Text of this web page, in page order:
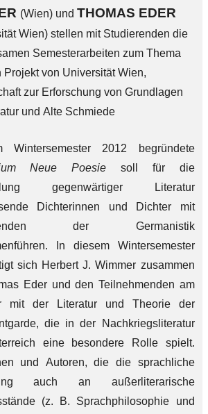
(Wien) und THOMAS EDER
Wien) stellen mit Studierenden die
Semesterarbeiten zum Thema
Projekt von Universität Wien,
zur Erforschung von Grundlagen
und Alte Schmiede
Wintersemester 2012 begründete
Neue Poesiesoll für die
gegenwärtiger Literatur
Dichterinnen und Dichter mit
der Germanistik
In diesem Wintersemester
sich Herbert J. Wimmer zusammen
Eder und den Teilnehmenden am
mit der Literatur und Theorie der
die in der Nachkriegsliteratur
eine besondere Rolle spielt.
und Autoren, die die sprachliche
auch an außerliterarische
(z. B. Sprachphilosophie und